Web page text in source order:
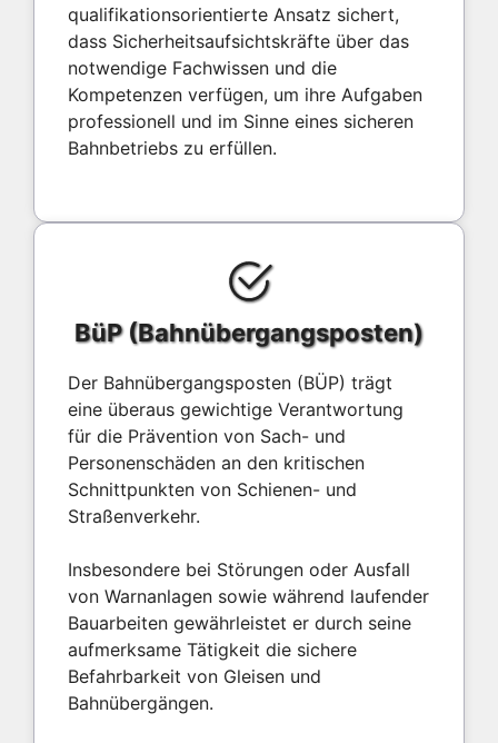
qualifikationsorientierte Ansatz sichert,
dass Sicherheitsaufsichtskräfte über das
notwendige Fachwissen und die
Kompetenzen verfügen, um ihre Aufgaben
professionell und im Sinne eines sicheren
Bahnbetriebs zu erfüllen.
BüP (Bahnübergangsposten)
Der Bahnübergangsposten (BÜP) trägt
eine überaus gewichtige Verantwortung
für die Prävention von Sach- und
Personenschäden an den kritischen
Schnittpunkten von Schienen- und
Straßenverkehr.
Insbesondere bei Störungen oder Ausfall
von Warnanlagen sowie während laufender
Bauarbeiten gewährleistet er durch seine
aufmerksame Tätigkeit die sichere
Befahrbarkeit von Gleisen und
Bahnübergängen.